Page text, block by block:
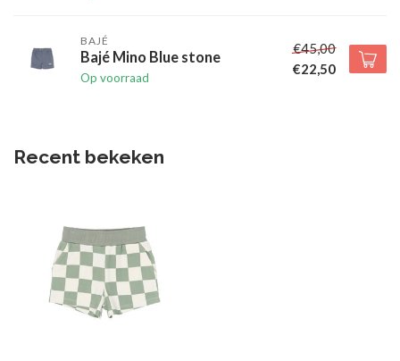
BAJÉ
Bajé Mino Blue stone
Op voorraad
€45,00
€22,50
Recent bekeken